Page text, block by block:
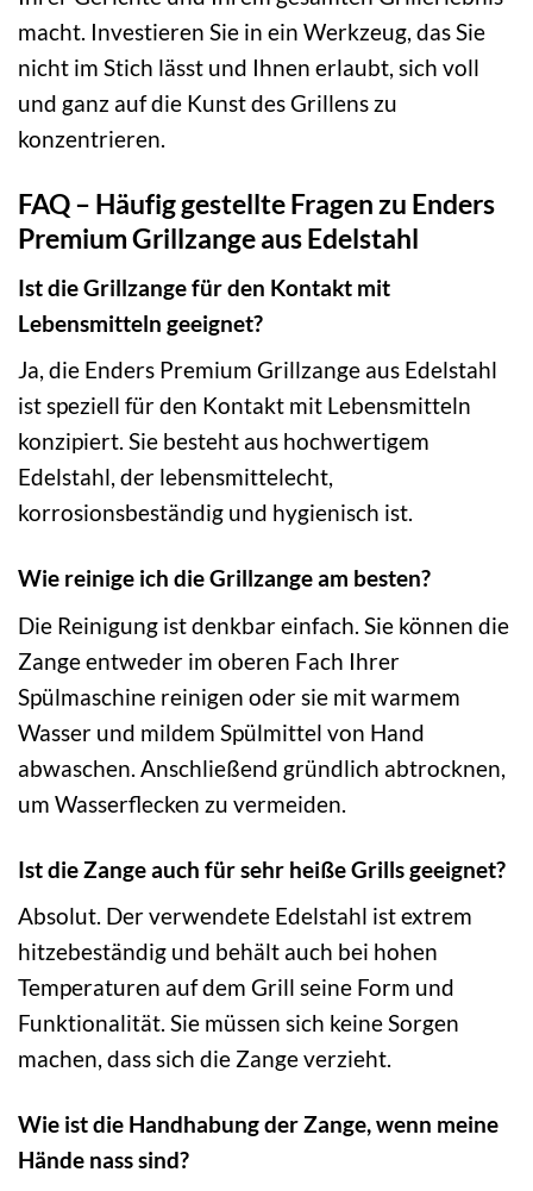
macht. Investieren Sie in ein Werkzeug, das Sie
nicht im Stich lässt und Ihnen erlaubt, sich voll
und ganz auf die Kunst des Grillens zu
konzentrieren.
FAQ – Häufig gestellte Fragen zu Enders
Premium Grillzange aus Edelstahl
Ist die Grillzange für den Kontakt mit
Lebensmitteln geeignet?
Ja, die Enders Premium Grillzange aus Edelstahl
ist speziell für den Kontakt mit Lebensmitteln
konzipiert. Sie besteht aus hochwertigem
Edelstahl, der lebensmittelecht,
korrosionsbeständig und hygienisch ist.
Wie reinige ich die Grillzange am besten?
Die Reinigung ist denkbar einfach. Sie können die
Zange entweder im oberen Fach Ihrer
Spülmaschine reinigen oder sie mit warmem
Wasser und mildem Spülmittel von Hand
abwaschen. Anschließend gründlich abtrocknen,
um Wasserflecken zu vermeiden.
Ist die Zange auch für sehr heiße Grills geeignet?
Absolut. Der verwendete Edelstahl ist extrem
hitzebeständig und behält auch bei hohen
Temperaturen auf dem Grill seine Form und
Funktionalität. Sie müssen sich keine Sorgen
machen, dass sich die Zange verzieht.
Wie ist die Handhabung der Zange, wenn meine
Hände nass sind?